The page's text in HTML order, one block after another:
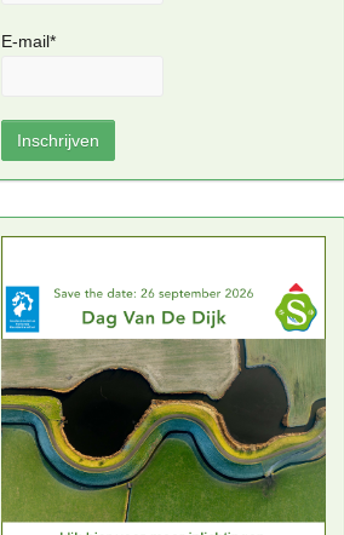
E-mail*